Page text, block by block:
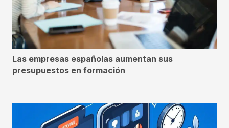
Las empresas españolas aumentan sus
presupuestos en formación